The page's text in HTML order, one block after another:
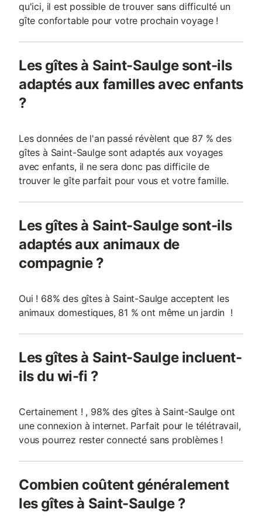
qu'ici, il est possible de trouver sans difficulté un
gîte confortable pour votre prochain voyage !
Les gîtes à Saint-Saulge sont-ils
adaptés aux familles avec enfants
?
Les données de l'an passé révèlent que 87 % des
gîtes à Saint-Saulge sont adaptés aux voyages
avec enfants, il ne sera donc pas difficile de
trouver le gîte parfait pour vous et votre famille.
Les gîtes à Saint-Saulge sont-ils
adaptés aux animaux de
compagnie ?
Oui ! 68% des gîtes à Saint-Saulge acceptent les
animaux domestiques, 81 % ont même un jardin !
Les gîtes à Saint-Saulge incluent-
ils du wi-fi ?
Certainement ! , 98% des gîtes à Saint-Saulge ont
une connexion à internet. Parfait pour le télétravail,
vous pourrez rester connecté sans problèmes !
Combien coûtent généralement
les gîtes à Saint-Saulge ?